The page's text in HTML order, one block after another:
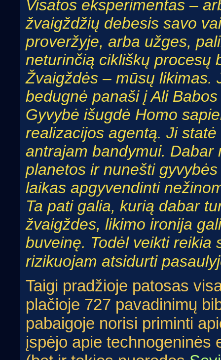
Visatos eksperimentas –
žvaigždžių debesis savo
proveržyje, arba užges,
neturinčią cikliškų procesų
Žvaigždės – mūsų likimas.
bedugnė panaši į Ali
Gyvybė išugdė Homo
realizacijos agentą. Ji
antrajam bandymui. Dabar
planetos ir nunešti
laikas apgyvendinti
Ta pati galia, kurią dabar
žvaigždes, likimo ironija
buveinę. Todėl veikti reikia
rizikuojam atsidurti
Taigi pradžioje patosas
plačioje 727 pavadinimų
pabaigoje norisi priminti
įspėjo apie technogeninės